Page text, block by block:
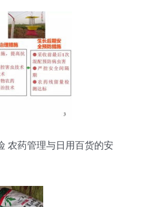
农药管理与日用百货的安